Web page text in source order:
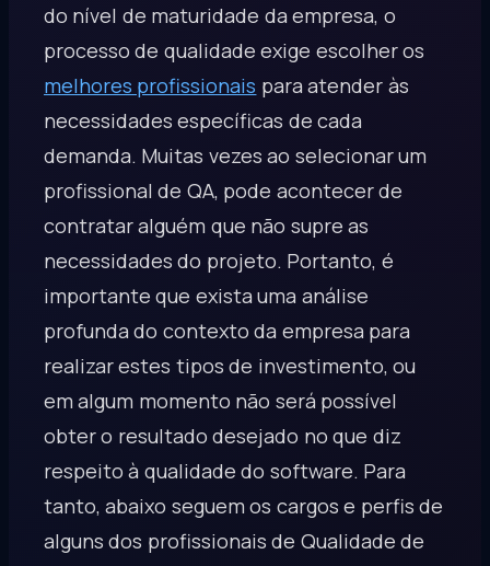
do nível de maturidade da empresa, o
processo de qualidade exige escolher os
melhores profissionais para atender às
necessidades específicas de cada
demanda. Muitas vezes ao selecionar um
profissional de QA, pode acontecer de
contratar alguém que não supre as
necessidades do projeto. Portanto, é
importante que exista uma análise
profunda do contexto da empresa para
realizar estes tipos de investimento, ou
em algum momento não será possível
obter o resultado desejado no que diz
respeito à qualidade do software. Para
tanto, abaixo seguem os cargos e perfis de
alguns dos profissionais de Qualidade de